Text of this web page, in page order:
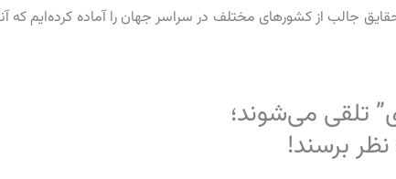
در پارس تاپ 10، مجموعه‌ای از حقایق جالب از کشورهای مختلف در سراسر جهان را آماده کرده‌ایم که
برسند!